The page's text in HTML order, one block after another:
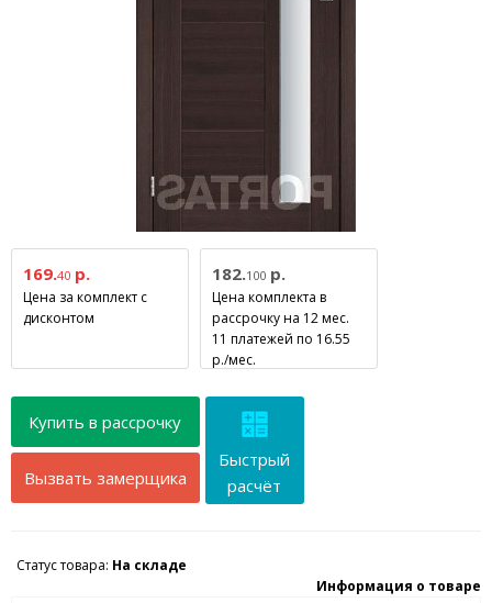
169.40р.
Цена за комплект с
дисконтом
182.100р.
Цена комплекта в
рассрочку на 12 мес.
11 платежей по 16.55
р./мес.
Купить в рассрочку
Вызвать замерщика
Быстрый
расчёт
Статус товара: На складе
Информация о товаре